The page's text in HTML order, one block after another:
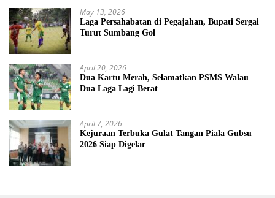
May 13, 2026
Laga Persahabatan di Pegajahan, Bupati Sergai
Turut Sumbang Gol
April 20, 2026
Dua Kartu Merah, Selamatkan PSMS Walau
Dua Laga Lagi Berat
April 7, 2026
Kejuraan Terbuka Gulat Tangan Piala Gubsu
2026 Siap Digelar